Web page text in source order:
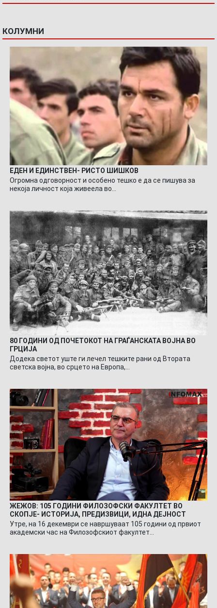
КОЛУМНИ
ЕДЕН И ЕДИНСТВЕН- РИСТО ШИШКОВ
Огромна одговорност и особено тешко е да се пишува за
некоја личност која живеела во…
80 ГОДИНИ ОД ПОЧЕТОКОТ НА ГРАЃАНСКАТА ВОЈНА ВО
ГРЦИЈА
Додека светот уште ги лечел тешките рани од Втората
светска војна, во срцето на Европа,…
ЖЕЖОВ: 105 ГОДИНИ ФИЛОЗОФСКИ ФАКУЛТЕТ ВО
СКОПЈЕ- ИСТОРИЈА, ПРЕДИЗВИЦИ, ИДНА ДЕЈНОСТ
Утре, на 16 декември се навршуваат 105 години од првиот
академски час на Филозофскиот факултет…